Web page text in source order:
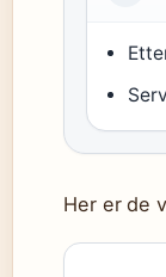
Her er de